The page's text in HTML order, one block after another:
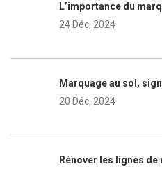
L’importance du
24 Déc, 2024
Marquage au sol,
20 Déc, 2024
Rénover les lignes de